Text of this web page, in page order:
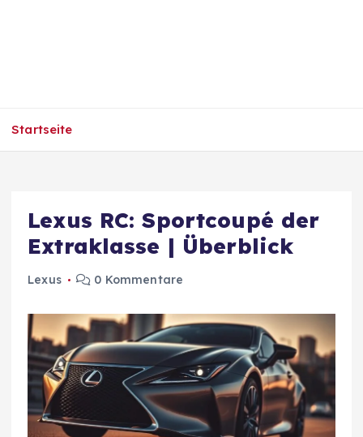
Startseite
Lexus RC: Sportcoupé der
Extraklasse | Überblick
Lexus 0 Kommentare